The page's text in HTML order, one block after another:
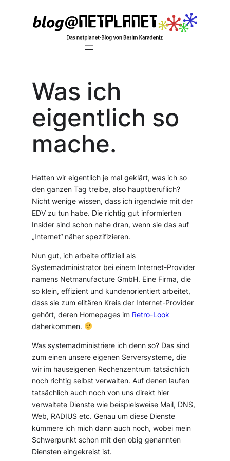
Was ich
eigentlich so
mache.
Hatten wir eigentlich je mal geklärt, was ich so
den ganzen Tag treibe, also hauptberuflich?
Nicht wenige wissen, dass ich irgendwie mit der
EDV zu tun habe. Die richtig gut informierten
Insider sind schon nahe dran, wenn sie das auf
„Internet“ näher spezifizieren.
Nun gut, ich arbeite offiziell als
Systemadministrator bei einem Internet-Provider
namens Netmanufacture GmbH. Eine Firma, die
so klein, effizient und kundenorientiert arbeitet,
dass sie zum elitären Kreis der Internet-Provider
gehört, deren Homepages im Retro-Look
daherkommen.
Was systemadministriere ich denn so? Das sind
zum einen unsere eigenen Serversysteme, die
wir im hauseigenen Rechenzentrum tatsächlich
noch richtig selbst verwalten. Auf denen laufen
tatsächlich auch noch von uns direkt hier
verwaltete Dienste wie beispielsweise Mail, DNS,
Web, RADIUS etc. Genau um diese Dienste
kümmere ich mich dann auch noch, wobei mein
Schwerpunkt schon mit den obig genannten
Diensten eingekreist ist.